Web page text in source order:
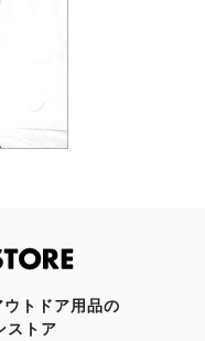
トドア用品の
ストア